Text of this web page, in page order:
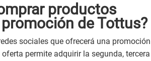
productos
de Tottus?
sociales que ofrecerá una promoción
permite adquirir la segunda, tercera